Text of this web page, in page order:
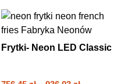
Frytki- Neon LED Classic